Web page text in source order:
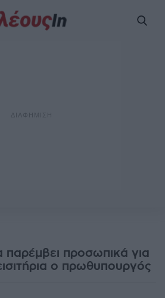
προσωπικά για
ο πρωθυπουργός